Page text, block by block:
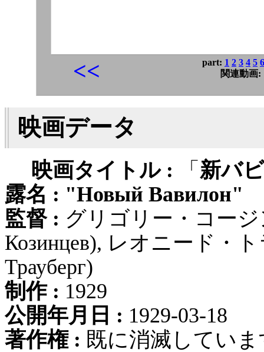
<< part: 1 2 3 4 5 6
関連動画:
映画データ
映画タイトル : 「 新バ
露名 : "Новый Вавилон"
監督 : グリゴリー・コージ
Козинцев), レオニード・
Трауберг)
制作 : 1929
公開年月日 : 1929-03-18
著作権 : 既に消滅していま